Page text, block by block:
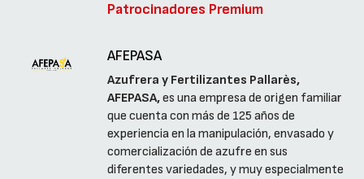
Patrocinadores Premium
AFEPASA
Azufrera y Fertilizantes Pallarès,
AFEPASA,es una empresa de origen familiar
que cuenta con más de 125 años de
experiencia en la manipulación, envasado y
comercialización de azufre en sus
diferentes variedades, y muy especialmente